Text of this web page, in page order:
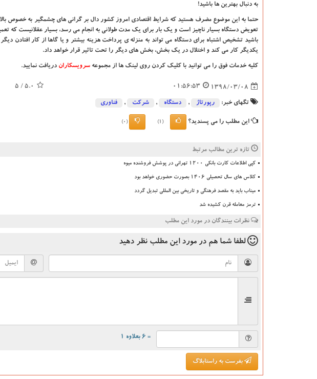
به دنبال بهترین ها باشید!
حتما به این موضوع مضرف هستید که شرایط اقتصادی امروز کشور دال بر گرانی های چشمگیر به خصوص
تعویض دستگاه بسیار ناچیز است و یک بار برای یک مدت طولانی به انجام می رسد، بسیار عقلانیست که
باشید تشخیص اشتباه برای دستگاه می تواند به منزله ی پرداخت هزینه بیشتر و یا گاها از کار افتادن
یکدیگر کار می کند و اختلال در یک بخش، بخش های دیگر را تحت تاثیر قرار خواهد داد.
کلیه خدمات فوق را می توانید با کلیک کردن روی لینک ها از مجموعه سرویسکاران دریافت نمایید.
1398/03/08
01:56:53
5.0
/ 5
تگهای خبر: رپورتاژ , دستگاه , شركت , فناوری
این مطلب را می پسندید؟ (1)
(0)
تازه ترین مطالب مرتبط
کپی اطلاعات کارت بانکی ۱۲۰۰ تهرانی در پوشش فروشنده میوه
کلاس های سال تحصیلی ۱۴۰۶ بصورت حضوری خواهد بود
میناب باید به مقصد فرهنگی و تاریخی بین المللی تبدیل گردد
ترمز معامله قرن کشیده شد
نظرات بینندگان در مورد این مطلب
لطفا شما هم در مورد این مطلب نظر دهید
= ۶ بعلاوه ۱
بفرست به راستابلاگ